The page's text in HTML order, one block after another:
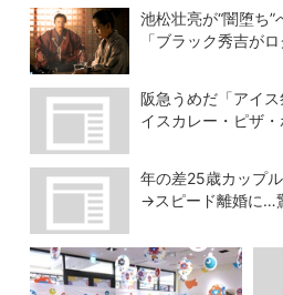
新メニューも仲間入り
グ
池松壮亮が“闇堕ち
「ブラック秀吉が
阪急うめだ「アイ
イスカレー・ピザ
年の差25歳カップ
→スピード離婚に…